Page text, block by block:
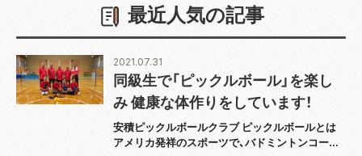
最近人気の記事
同級生で「ピックルボール」を楽し
み 健康な体作りをしています！
安積ピックルボールクラブ ピックルボールとは
アメリカ発祥のスポーツで、バドミントンコート
2021.07.31